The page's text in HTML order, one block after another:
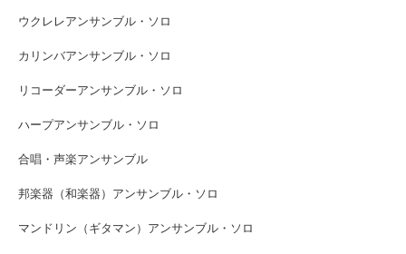
ウクレレアンサンブル・ソロ
カリンバアンサンブル・ソロ
リコーダーアンサンブル・ソロ
ハープアンサンブル・ソロ
合唱・声楽アンサンブル
邦楽器（和楽器）アンサンブル・ソロ
マンドリン（ギタマン）アンサンブル・ソロ